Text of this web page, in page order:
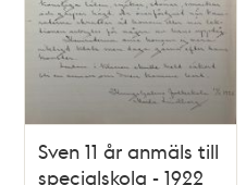
Sven 11 år anmäls till
specialskola - 1922